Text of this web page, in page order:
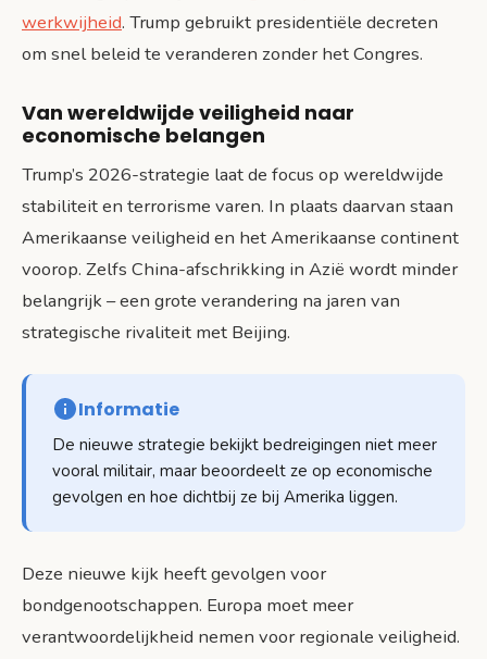
werkwijheid. Trump gebruikt presidentiële decreten
om snel beleid te veranderen zonder het Congres.
Van wereldwijde veiligheid naar
economische belangen
Trump’s 2026-strategie laat de focus op wereldwijde
stabiliteit en terrorisme varen. In plaats daarvan staan
Amerikaanse veiligheid en het Amerikaanse continent
voorop. Zelfs China-afschrikking in Azië wordt minder
belangrijk – een grote verandering na jaren van
strategische rivaliteit met Beijing.
Informatie
De nieuwe strategie bekijkt bedreigingen niet meer
vooral militair, maar beoordeelt ze op economische
gevolgen en hoe dichtbij ze bij Amerika liggen.
Deze nieuwe kijk heeft gevolgen voor
bondgenootschappen. Europa moet meer
verantwoordelijkheid nemen voor regionale veiligheid.